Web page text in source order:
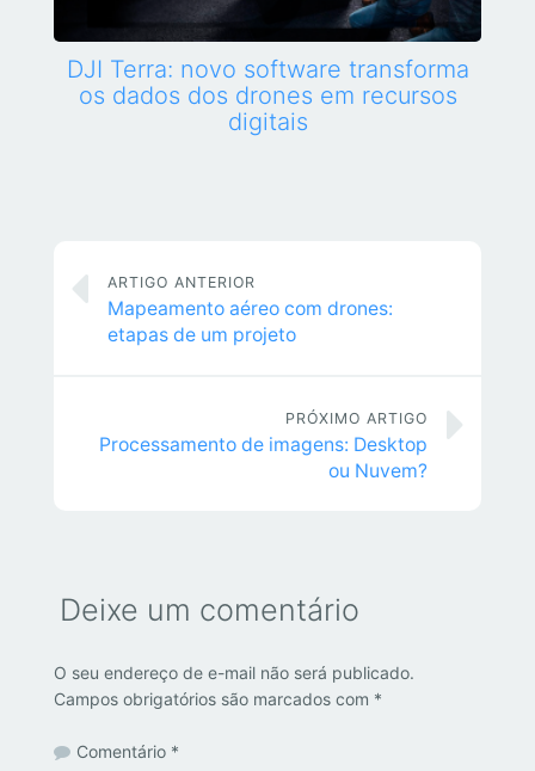
DJI Terra: novo software transforma
os dados dos drones em recursos
digitais
ARTIGO ANTERIOR
Mapeamento aéreo com drones:
etapas de um projeto
PRÓXIMO ARTIGO
Processamento de imagens: Desktop
ou Nuvem?
Deixe um comentário
O seu endereço de e-mail não será publicado.
Campos obrigatórios são marcados com *
Comentário *